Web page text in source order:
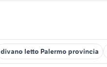
divano letto Palermo provincia